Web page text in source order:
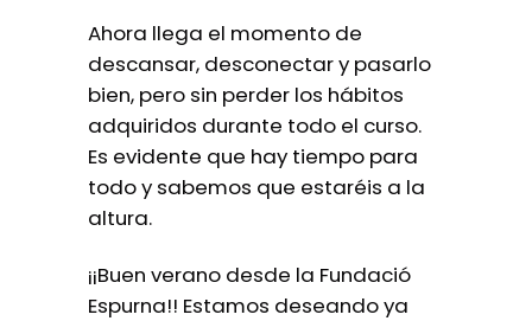
Ahora llega el momento de
descansar, desconectar y pasarlo
bien, pero sin perder los hábitos
adquiridos durante todo el curso.
Es evidente que hay tiempo para
todo y sabemos que estaréis a la
altura.
¡¡Buen verano desde la Fundació
Espurna!! Estamos deseando ya